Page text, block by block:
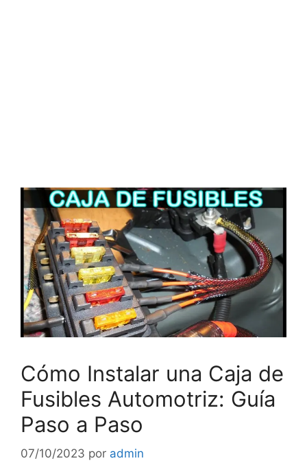
Cómo Instalar una Caja de
Fusibles Automotriz: Guía
Paso a Paso
07/10/2023 por admin